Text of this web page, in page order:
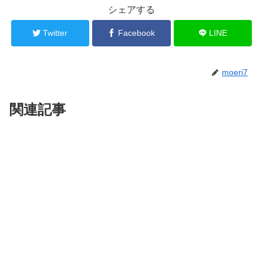
シェアする
Twitter Facebook LINE
moeri7
関連記事